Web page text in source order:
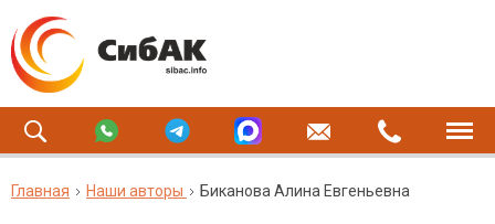
Главная Наши авторы Биканова Алина Евгеньевна